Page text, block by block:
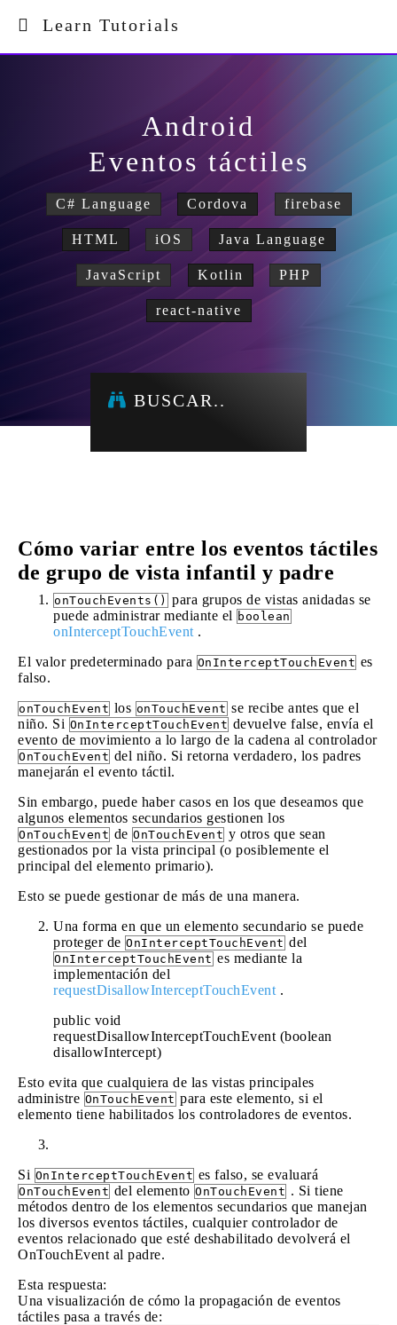
Learn Tutorials
Android
Eventos táctiles
C# Language Cordova firebase
HTML iOS Java Language
JavaScript Kotlin PHP
react-native
BUSCAR..
Cómo variar entre los eventos táctiles
de grupo de vista infantil y padre
onTouchEvents() para grupos de vistas anidadas se
puede administrar mediante el boolean
onInterceptTouchEvent .
El valor predeterminado para OnInterceptTouchEvent es
falso.
onTouchEvent los onTouchEvent se recibe antes que el
niño. Si OnInterceptTouchEvent devuelve false, envía el
evento de movimiento a lo largo de la cadena al controlador
OnTouchEvent del niño. Si retorna verdadero, los padres
manejarán el evento táctil.
Sin embargo, puede haber casos en los que deseamos que
algunos elementos secundarios gestionen los
OnTouchEvent de OnTouchEvent y otros que sean
gestionados por la vista principal (o posiblemente el
principal del elemento primario).
Esto se puede gestionar de más de una manera.
Una forma en que un elemento secundario se puede
proteger de OnInterceptTouchEvent del
OnInterceptTouchEvent es mediante la
implementación del
requestDisallowInterceptTouchEvent .
public void
requestDisallowInterceptTouchEvent (boolean
disallowIntercept)
Esto evita que cualquiera de las vistas principales
administre OnTouchEvent para este elemento, si el
elemento tiene habilitados los controladores de eventos.
Si OnInterceptTouchEvent es falso, se evaluará
OnTouchEvent del elemento OnTouchEvent . Si tiene
métodos dentro de los elementos secundarios que manejan
los diversos eventos táctiles, cualquier controlador de
eventos relacionado que esté deshabilitado devolverá el
OnTouchEvent al padre.
Esta respuesta:
Una visualización de cómo la propagación de eventos
táctiles pasa a través de: